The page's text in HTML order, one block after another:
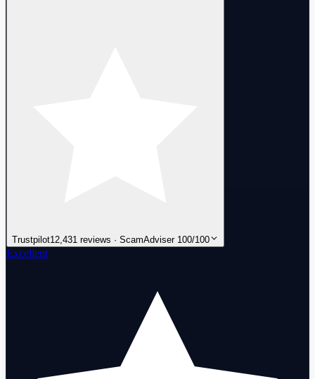
Trustpilot12,431 reviews · ScamAdviser 100/100
Excellent